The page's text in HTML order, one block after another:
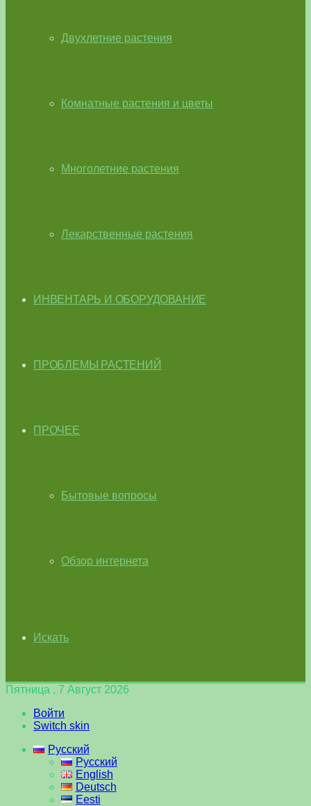
Двухлетние растения
Комнатные растения и цветы
Многолетние растения
Лекарственные растения
ИНВЕНТАРЬ И ОБОРУДОВАНИЕ
ПРОБЛЕМЫ РАСТЕНИЙ
ПРОЧЕЕ
Бытовые вопросы
Обзор интернета
Искать
Пятница , 7 Август 2026
Войти
Switch skin
Русский
Русский
English
Deutsch
Eesti